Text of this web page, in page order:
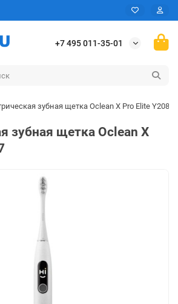
+7 495 011-35-01
зубная щетка Oclean X Pro Elite Y2087
зубная щетка Oclean X